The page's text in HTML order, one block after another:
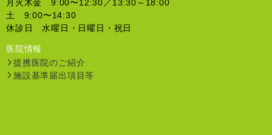
月火木金 9:00〜12:30／13:30～18:00
土 9:00〜14:30
休診日 水曜日・日曜日・祝日
医院情報
提携医院のご紹介
施設基準届出項目等